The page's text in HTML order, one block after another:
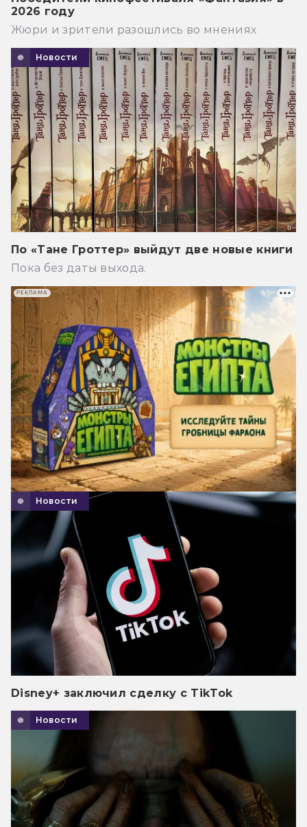
2026 году
Жюри и зрители разошлись во мнениях
Новости
По «Тане Гроттер» выйдут две новые книги
Пока без даты выхода.
Новости
Disney+ заключил сделку с TikTok
Новости
РЕКЛАМА